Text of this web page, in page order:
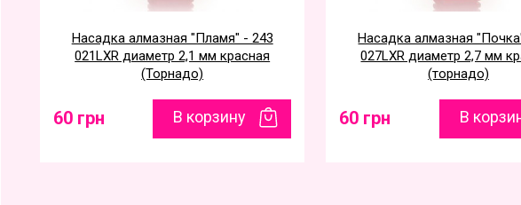
Насадка алмазная "Пламя" - 243
021LXR диаметр 2,1 мм красная
(Торнадо)
60 грн В корзину
Насадка алмазная
027LXR диаметр 2,7 мм
(торнадо)
60 грн В